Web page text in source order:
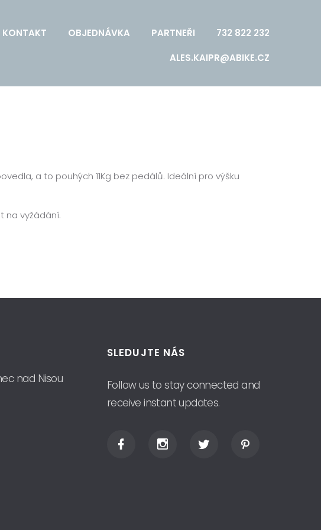
KONTAKT OBJEDNÁVKA PARTNEŘI
732 822 232
ALES.KAIPR@ABIKE.CZ
a to pouhých 11Kg bez pedálů. Ideální pro výšku
na vyžádání.
nad Nisou
SLEDUJTE NÁS
Follow us to stay connected and
receive instant updates.